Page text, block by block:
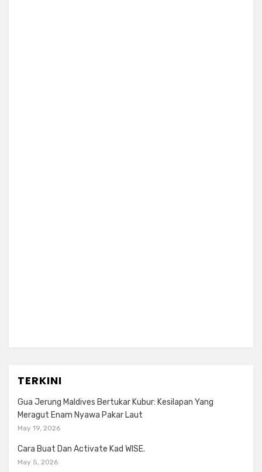
TERKINI
Gua Jerung Maldives Bertukar Kubur: Kesilapan Yang
Meragut Enam Nyawa Pakar Laut
May 19, 2026
Cara Buat Dan Activate Kad WISE.
May 5, 2026